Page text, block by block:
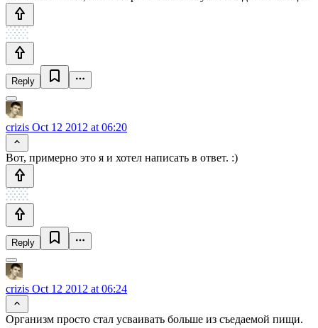
Reply
crizis Oct 12 2012 at 06:20
Вот, примерно это я и хотел написать в ответ. :)
Reply
crizis Oct 12 2012 at 06:24
Организм просто стал усваивать больше из съедаемой пищи.